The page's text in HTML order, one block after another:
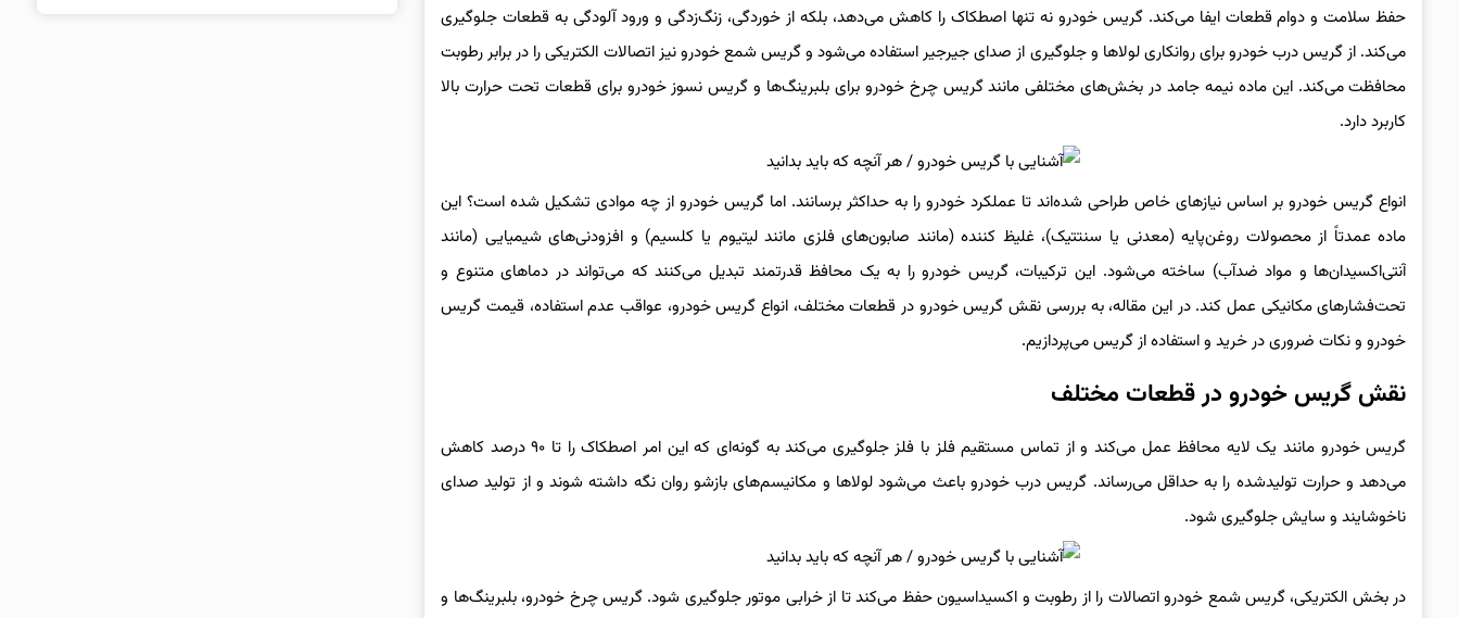
حفظ سلامت و دوام قطعات ایفا می‌کند. گریس خودرو نه تنها اصطکاک را کاهش می‌دهد، بلکه از خوردگی، زنگ‌زدگی و ورود آلودگی به قطعات جلوگیری
می‌کند. از گریس درب خودرو برای روانکاری لولاها و جلوگیری از صدای جیرجیر استفاده می‌شود و گریس شمع خودرو نیز اتصالات الکتریکی را در برابر رطوبت
محافظت می‌کند. این ماده نیمه جامد در بخش‌های مختلفی مانند گریس چرخ خودرو برای بلبرینگ‌ها و گریس نسوز خودرو برای قطعات تحت حرارت بالا
کاربرد دارد.
انواع گریس خودرو بر اساس نیازهای خاص طراحی شده‌اند تا عملکرد خودرو را به حداکثر برسانند. اما گریس خودرو از چه موادی تشکیل شده است؟ این
ماده عمدتاً از محصولات روغن‌پایه (معدنی یا سنتتیک)، غلیظ کننده (مانند صابون‌های فلزی مانند لیتیوم یا کلسیم) و افزودنی‌های شیمیایی (مانند
آنتی‌اکسیدان‌ها و مواد ضدآب) ساخته می‌شود. این ترکیبات، گریس خودرو را به یک محافظ قدرتمند تبدیل می‌کنند که می‌تواند در دماهای متنوع و
تحت‌فشارهای مکانیکی عمل کند. در این مقاله، به بررسی نقش گریس خودرو در قطعات مختلف، انواع گریس خودرو، عواقب عدم استفاده، قیمت گریس
خودرو و نکات ضروری در خرید و استفاده از گریس می‌پردازیم.
نقش گریس خودرو در قطعات مختلف
گریس خودرو مانند یک لایه محافظ عمل می‌کند و از تماس مستقیم فلز با فلز جلوگیری می‌کند به گونه‌ای که این امر اصطکاک را تا ۹۰ درصد کاهش
می‌دهد و حرارت تولیدشده را به حداقل می‌رساند. گریس درب خودرو باعث می‌شود لولاها و مکانیسم‌های بازشو روان نگه داشته شوند و از تولید صدای
ناخوشایند و سایش جلوگیری شود.
در بخش الکتریکی، گریس شمع خودرو اتصالات را از رطوبت و اکسیداسیون حفظ می‌کند تا از خرابی موتور جلوگیری شود. گریس چرخ خودرو، بلبرینگ‌ها و